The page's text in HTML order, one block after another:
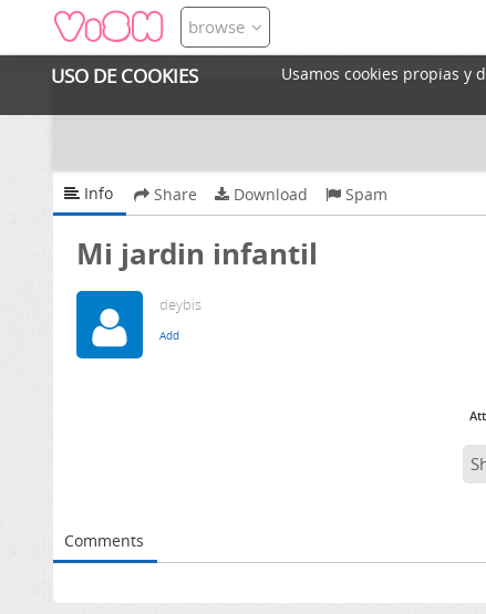
USO DE COOKIES
Usamos cookies propias y
browse
Info Share Download Spam
Mi jardin infantil
deybis
Comments